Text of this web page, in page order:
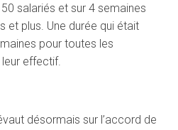
salariés et sur 4 semaines
et plus. Une durée qui était
pour toutes les
effectif.
désormais sur l’accord de